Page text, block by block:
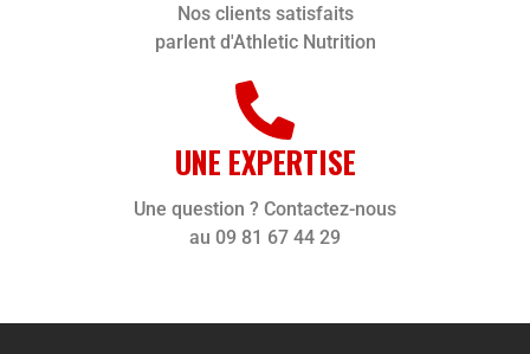
Nos clients satisfaits
parlent d'Athletic Nutrition
UNE EXPERTISE
Une question ? Contactez-nous
au 09 81 67 44 29